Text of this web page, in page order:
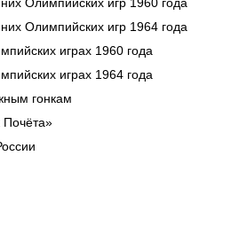
Олимпийских игр 1964 года
играх 1960 года
играх 1964 года
гонкам
Почёта»